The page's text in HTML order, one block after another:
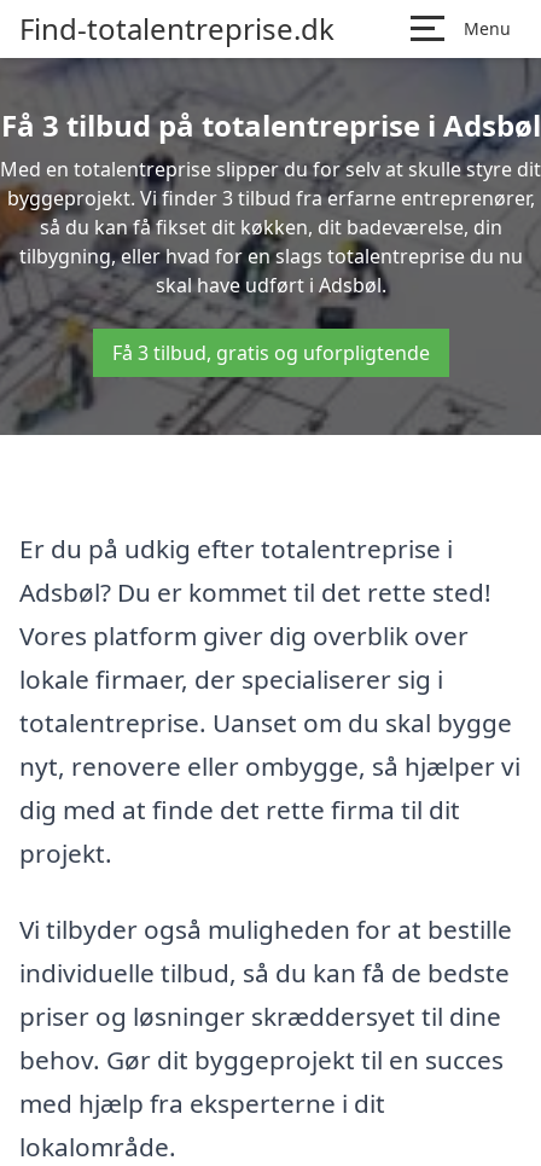
Find-totalentreprise.dk Menu
Få 3 tilbud på totalentreprise i Adsbøl
Med en totalentreprise slipper du for selv at skulle styre dit
byggeprojekt. Vi finder 3 tilbud fra erfarne entreprenører,
så du kan få fikset dit køkken, dit badeværelse, din
tilbygning, eller hvad for en slags totalentreprise du nu
skal have udført i Adsbøl.
Få 3 tilbud, gratis og uforpligtende
Er du på udkig efter totalentreprise i
Adsbøl? Du er kommet til det rette sted!
Vores platform giver dig overblik over
lokale firmaer, der specialiserer sig i
totalentreprise. Uanset om du skal bygge
nyt, renovere eller ombygge, så hjælper vi
dig med at finde det rette firma til dit
projekt.
Vi tilbyder også muligheden for at bestille
individuelle tilbud, så du kan få de bedste
priser og løsninger skræddersyet til dine
behov. Gør dit byggeprojekt til en succes
med hjælp fra eksperterne i dit
lokalområde.